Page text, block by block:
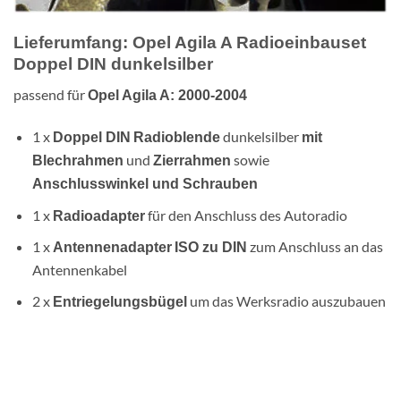
Lieferumfang: Opel Agila A Radioeinbauset
Doppel DIN dunkelsilber
passend fürOpel Agila A: 2000-2004
1 x Doppel DIN Radioblendedunkelsilber mit
Blechrahmen und Zierrahmen sowie
Anschlusswinkel und Schrauben
1 x Radioadapterfür den Anschluss des Autoradio
1 x Antennenadapter ISO zu DIN zum Anschluss an das
Antennenkabel
2 x Entriegelungsbügel um das Werksradio auszubauen